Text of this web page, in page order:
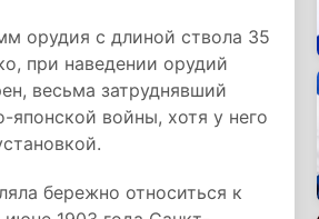
орудия с длиной ствола 35
при наведении орудий
весьма затруднявший
японской войны, хотя у него
бережно относиться к